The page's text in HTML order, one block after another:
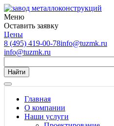
Меню
Оставить заявку
Цены
8 (495) 419-00-78info@tuzmk.ru
info@tuzmk.ru
Найти
Главная
О компании
Наши услуги